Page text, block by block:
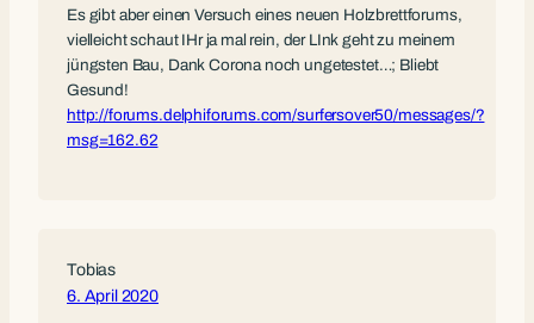
Es gibt aber einen Versuch eines neuen Holzbrettforums,
vielleicht schaut IHr ja mal rein, der LInk geht zu meinem
jüngsten Bau, Dank Corona noch ungetestet…; Bliebt
Gesund!
http://forums.delphiforums.com/surfersover50/messages/?
msg=162.62
Tobias
6. April 2020